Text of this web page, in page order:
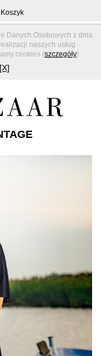
Danych Osobowych z dnia
naszych usług
cookies (szczegóły).
Koszyk